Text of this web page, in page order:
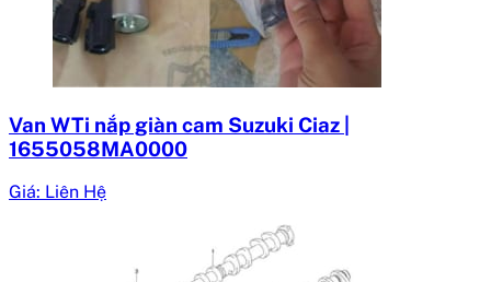
Van WTi nắp giàn cam Suzuki Ciaz |
1655058MA0000
Giá: Liên Hệ